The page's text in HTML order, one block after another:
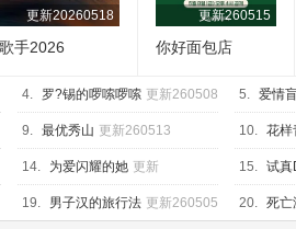
更新20260518
歌手2026
更新260515
你好面包店
4. 罗?锡的啰嗦啰嗦 更新260508 5. 爱情
集
9. 最优秀山 更新260513 10. 花样
260518
14. 为爱闪耀的她 更新
20260518下
15. 试真
19. 男子汉的旅行法 更新260505 20. 死亡